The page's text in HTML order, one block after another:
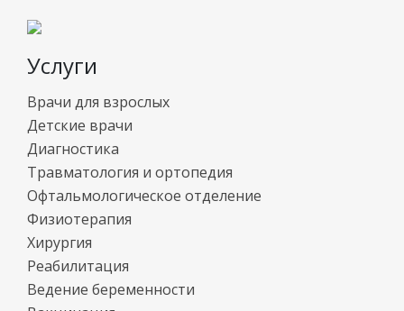
Услуги
Врачи для взрослых
Детские врачи
Диагностика
Травматология и ортопедия
Офтальмологическое отделение
Физиотерапия
Хирургия
Реабилитация
Ведение беременности